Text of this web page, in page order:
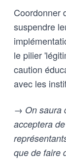
Coordonner
suspendre
le pilier
caution
avec les
→ On saura
acceptera
que de faire